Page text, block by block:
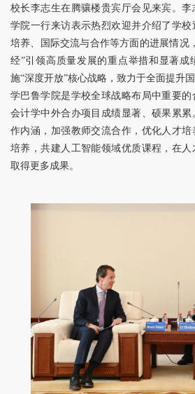
校长李志生在腾骧楼贵宾厅会见来宾。
学院一行来访表示热烈欢迎并介绍了学
培养、国际交流与合作等方面的进展情况
经”引领高质量发展的重点举措和显著成
施“深度开放”核心战略，致力于全面提升
学巴鲁学院是学校全球战略布局中重要
会计学中外合办项目成绩显著、硕果累
作内涵，加强教师交流合作，优化人才
培养，共建人工智能领域优质课程，在
取得更多成果。